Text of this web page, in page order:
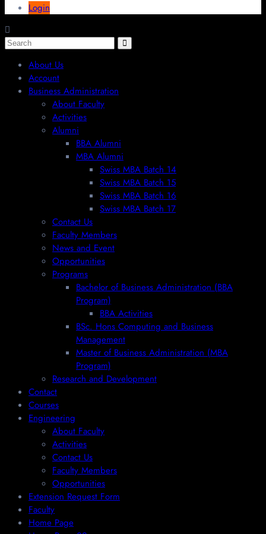
Login
About Us
Account
Business Administration
About Faculty
Activities
Alumni
BBA Alumni
MBA Alumni
Swiss MBA Batch 14
Swiss MBA Batch 15
Swiss MBA Batch 16
Swiss MBA Batch 17
Contact Us
Faculty Members
News and Event
Opportunities
Programs
Bachelor of Business Administration (BBA
Program)
BBA Activities
BSc. Hons Computing and Business
Management
Master of Business Administration (MBA
Program)
Research and Development
Contact
Courses
Engineering
About Faculty
Activities
Contact Us
Faculty Members
Opportunities
Extension Request Form
Faculty
Home Page